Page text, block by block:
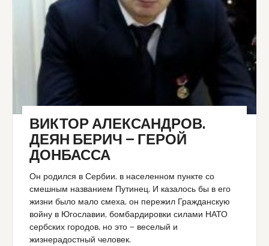
ВИКТОР АЛЕКСАНДРОВ.
ДЕЯН БЕРИЧ — ГЕРОЙ
ДОНБАССА
Он родился в Сербии, в населенном пункте со
смешным названием Путинец. И казалось бы в его
жизни было мало смеха, он пережил Гражданскую
войну в Югославии, бомбардировки силами НАТО
сербских городов, но это — веселый и
жизнерадостный человек.